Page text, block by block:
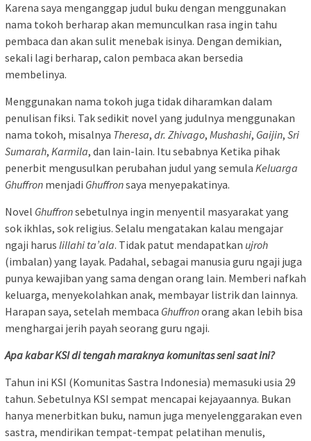
Karena saya menganggap judul buku dengan menggunakan
nama tokoh berharap akan memunculkan rasa ingin tahu
pembaca dan akan sulit menebak isinya. Dengan demikian,
sekali lagi berharap, calon pembaca akan bersedia
membelinya.
Menggunakan nama tokoh juga tidak diharamkan dalam
penulisan fiksi. Tak sedikit novel yang judulnya menggunakan
nama tokoh, misalnya Theresa, dr. Zhivago, Mushashi, Gaijin, Sri
Sumarah, Karmila, dan lain-lain. Itu sebabnya Ketika pihak
penerbit mengusulkan perubahan judul yang semula Keluarga
Ghuffron menjadi Ghuffronsaya menyepakatinya.
Novel Ghuffronsebetulnya ingin menyentil masyarakat yang
sok ikhlas, sok religius. Selalu mengatakan kalau mengajar
ngaji harus lillahi ta’ala. Tidak patut mendapatkan ujroh
(imbalan) yang layak. Padahal, sebagai manusia guru ngaji juga
punya kewajiban yang sama dengan orang lain. Memberi nafkah
keluarga, menyekolahkan anak, membayar listrik dan lainnya.
Harapan saya, setelah membaca Ghuffronorang akan lebih bisa
menghargai jerih payah seorang guru ngaji.
Apa kabar KSI di tengah maraknya komunitas seni saat ini?
Tahun ini KSI (Komunitas Sastra Indonesia) memasuki usia 29
tahun. Sebetulnya KSI sempat mencapai kejayaannya. Bukan
hanya menerbitkan buku, namun juga menyelenggarakan even
sastra, mendirikan tempat-tempat pelatihan menulis,